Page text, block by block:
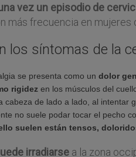
vez un episodio de
más frecuencia en mujeres
los síntomas de la
se presenta como un dolor
rigidez en los músculos del
cabeza de lado a lado, al intentar
no suele podar tocar el pecho
suelen están tensos,
irradiarse a la zona